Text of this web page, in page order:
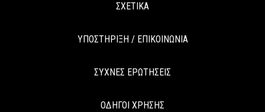
ΣΧΕΤΙΚΑ
ΥΠΟΣΤΗΡΙΞΗ / ΕΠΙΚΟΙΝΩΝΙΑ
ΣΥΧΝΕΣ ΕΡΩΤΗΣΕΙΣ
ΟΔΗΓΟΙ ΧΡΗΣΗΣ